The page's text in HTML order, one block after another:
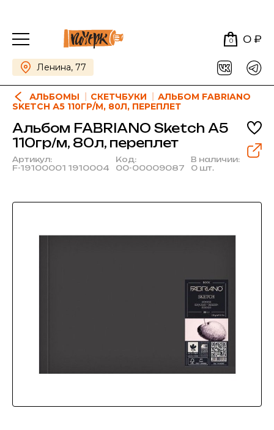
0 0 ₽
Ленина, 77
АЛЬБОМЫ СКЕТЧБУКИ
АЛЬБОМ FABRIANO
SKETCH А5 110ГР/М, 80Л, ПЕРЕПЛЕТ
Альбом FABRIANO Sketch А5
110гр/м, 80л, переплет
Артикул:
F-19100001 1910004
Код:
00-00009087
В наличии:
0 шт.